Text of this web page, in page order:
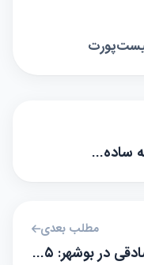
مطلب بعدی
در بوشهر: ۵…